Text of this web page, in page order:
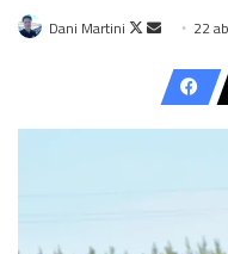
Dani Martini
Follow
Send
email
22